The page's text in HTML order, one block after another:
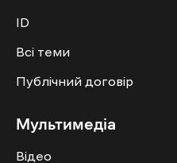
ID
Всі теми
Публічний договір
Мультимедіа
Відео